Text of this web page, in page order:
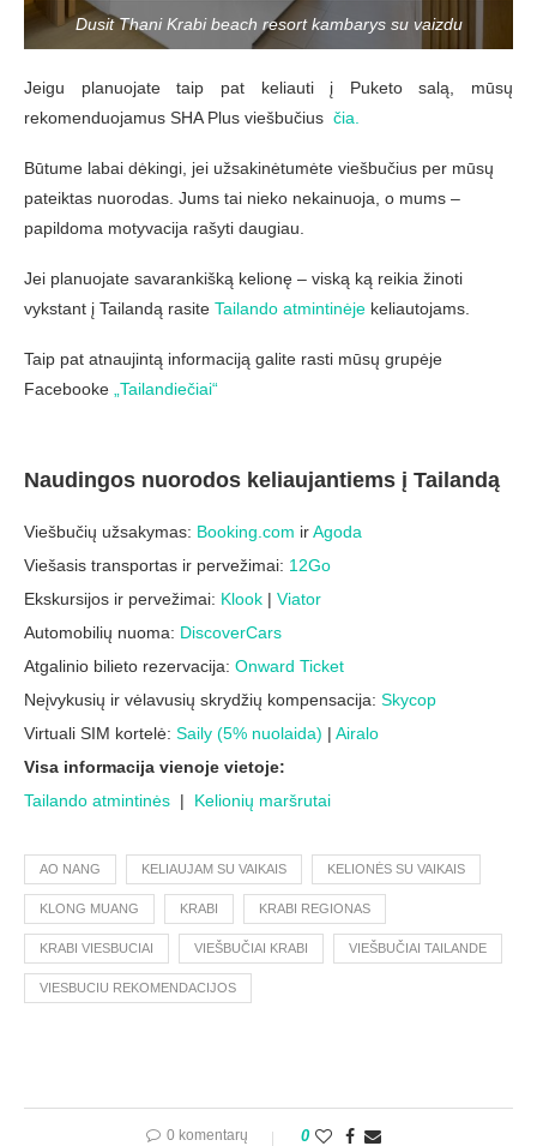
Dusit Thani Krabi beach resort kambarys su vaizdu
Jeigu planuojate taip pat keliauti į Puketo salą, mūsų
rekomenduojamus SHA Plus viešbučius čia.
Būtume labai dėkingi, jei užsakinėtumėte viešbučius per mūsų
pateiktas nuorodas. Jums tai nieko nekainuoja, o mums –
papildoma motyvacija rašyti daugiau.
Jei planuojate savarankišką kelionę – viską ką reikia žinoti
vykstant į Tailandą rasite Tailando atmintinėje keliautojams.
Taip pat atnaujintą informaciją galite rasti mūsų grupėje
Facebooke „Tailandiečiai“
Naudingos nuorodos keliaujantiems į Tailandą
Viešbučių užsakymas: Booking.com irAgoda
Viešasis transportas ir pervežimai: 12Go
Ekskursijos ir pervežimai: Klook | Viator
Automobilių nuoma: DiscoverCars
Atgalinio bilieto rezervacija: Onward Ticket
Neįvykusių ir vėlavusių skrydžių kompensacija: Skycop
Virtuali SIM kortelė: Saily (5% nuolaida) | Airalo
Visa informacija vienoje vietoje:
Tailando atmintinės | Kelionių maršrutai
AO NANG KELIAUJAM SU VAIKAIS KELIONĖS SU VAIKAIS
KLONG MUANG KRABI KRABI REGIONAS
KRABI VIESBUCIAI VIEŠBUČIAI KRABI VIEŠBUČIAI TAILANDE
VIESBUCIU REKOMENDACIJOS
0 komentarų 0